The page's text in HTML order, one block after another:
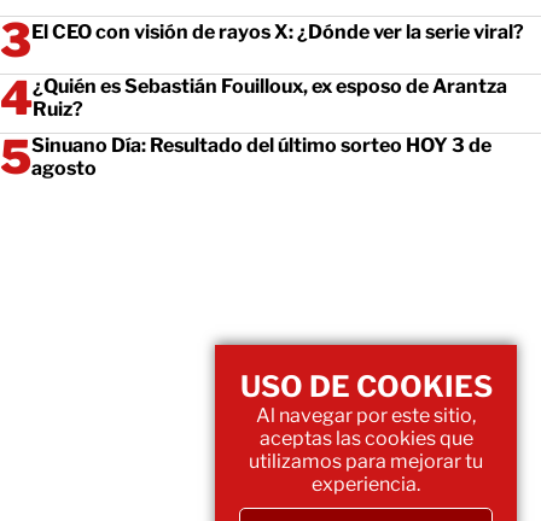
El CEO con visión de rayos X: ¿Dónde ver la serie viral?
¿Quién es Sebastián Fouilloux, ex esposo de Arantza
Ruiz?
Sinuano Día: Resultado del último sorteo HOY 3 de
agosto
USO DE COOKIES
Al navegar por este sitio,
aceptas las cookies que
utilizamos para mejorar tu
experiencia.